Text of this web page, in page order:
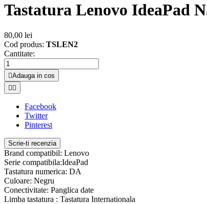
Tastatura Lenovo IdeaPad
80,00 lei
Cod produs: TSLEN2
Cantitate:
Adauga in cos

Facebook
Twitter
Pinterest
Scrie-ti recenzia
Brand compatibil: Lenovo
Serie compatibila:IdeaPad
Tastatura numerica: DA
Culoare: Negru
Conectivitate: Panglica date
Limba tastatura : Tastatura Internationala